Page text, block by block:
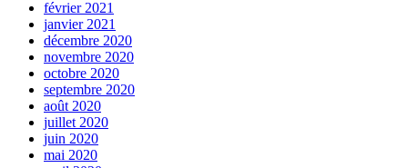
février 2021
janvier 2021
décembre 2020
novembre 2020
octobre 2020
septembre 2020
août 2020
juillet 2020
juin 2020
mai 2020